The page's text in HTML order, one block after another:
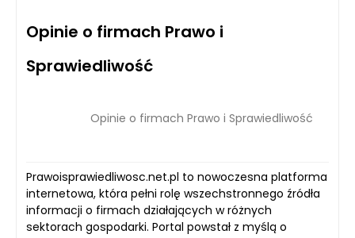
Opinie o firmach Prawo i
Sprawiedliwość
Opinie o firmach Prawo i Sprawiedliwość
Prawoisprawiedliwosc.net.pl to nowoczesna platforma
internetowa, która pełni rolę wszechstronnego źródła
informacji o firmach działających w różnych
sektorach gospodarki. Portal powstał z myślą o